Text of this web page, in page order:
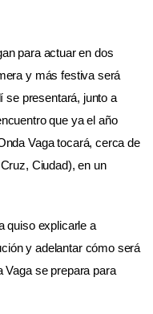
para actuar en dos
y más festiva será
se presentará, junto a
que ya el año
Vaga tocará, cerca de
Ciudad), en un
quiso explicarle a
y adelantar cómo será
Vaga se prepara para